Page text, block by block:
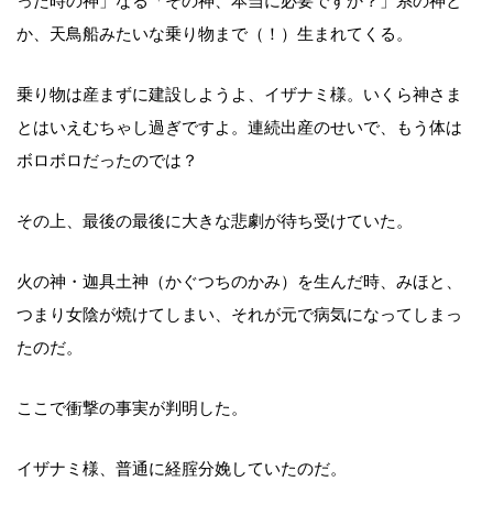
か、天鳥船みたいな乗り物まで（！）生まれてくる。
乗り物は産まずに建設しようよ、イザナミ様。いくら神さま
とはいえむちゃし過ぎですよ。連続出産のせいで、もう体は
ボロボロだったのでは？
その上、最後の最後に大きな悲劇が待ち受けていた。
火の神・迦具土神（かぐつちのかみ）を生んだ時、みほと、
つまり女陰が焼けてしまい、それが元で病気になってしまっ
たのだ。
ここで衝撃の事実が判明した。
イザナミ様、普通に経腟分娩していたのだ。